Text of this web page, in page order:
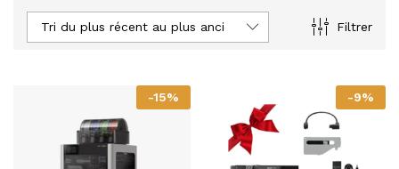
Filtrer
Tri du plus récent au plus ancien
-15% -9%